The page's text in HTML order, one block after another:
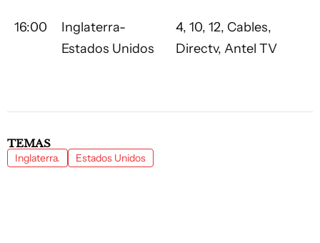
16:00
Inglaterra-
Estados Unidos
4, 10, 12, Cables,
Directv, Antel TV
TEMAS
Inglaterra. Estados Unidos